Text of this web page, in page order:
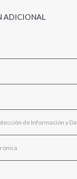
ADICIONAL
de Información y